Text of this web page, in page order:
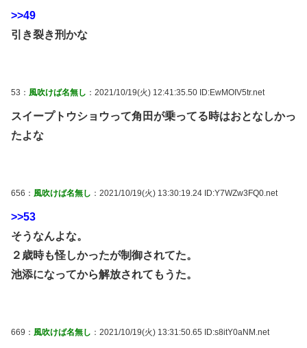
>>49
引き裂き刑かな
53： 風吹けば名無し ：2021/10/19(火) 12:41:35.50 ID:EwMOIV5tr.net
スイープトウショウって角田が乗ってる時はおとなしかっ
たよな
656： 風吹けば名無し ：2021/10/19(火) 13:30:19.24 ID:Y7WZw3FQ0.net
>>53
そうなんよな。
２歳時も怪しかったが制御されてた。
池添になってから解放されてもうた。
669： 風吹けば名無し ：2021/10/19(火) 13:31:50.65 ID:s8itY0aNM.net